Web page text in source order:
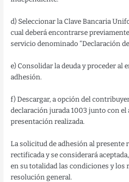
d) Seleccionar la Clave Bancaria
cual deberá encontrarse
servicio denominado “Declaración de
e) Consolidar la deuda y proceder al
adhesión.
f) Descargar, a opción del
declaración jurada 1003 junto con el
presentación realizada.
La solicitud de adhesión al presente
rectificada y se considerará
en su totalidad las condiciones y los
resolución general.